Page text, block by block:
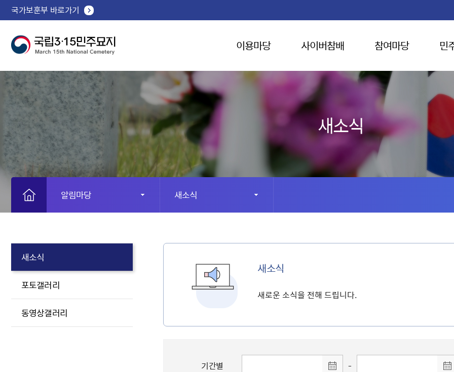
국가보훈부 바로가기
이용마당 사이버참배 참여마당 민
새소식
알림마당 새소식
새소식
포토갤러리
동영상갤러리
새소식
새로운 소식을 전해 드립니다.
기간별 -